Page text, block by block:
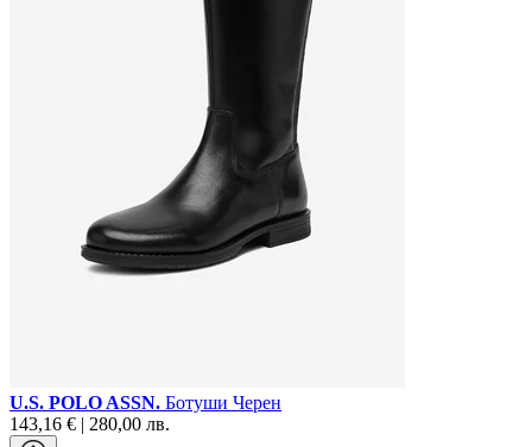
U.S. POLO ASSN. Ботуши Черен
143,16 € | 280,00 лв.